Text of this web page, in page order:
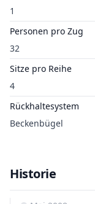
1
Personen pro Zug
32
Sitze pro Reihe
4
Rückhaltesystem
Beckenbügel
Historie